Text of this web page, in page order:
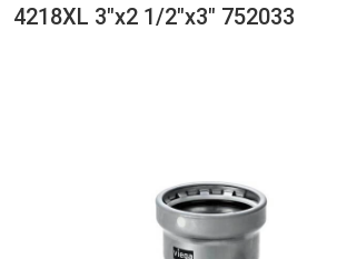
4218XL 3"x2 1/2"x3" 752033